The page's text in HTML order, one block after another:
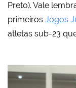
Preto). Vale
primeiros Jogos
atletas sub-23